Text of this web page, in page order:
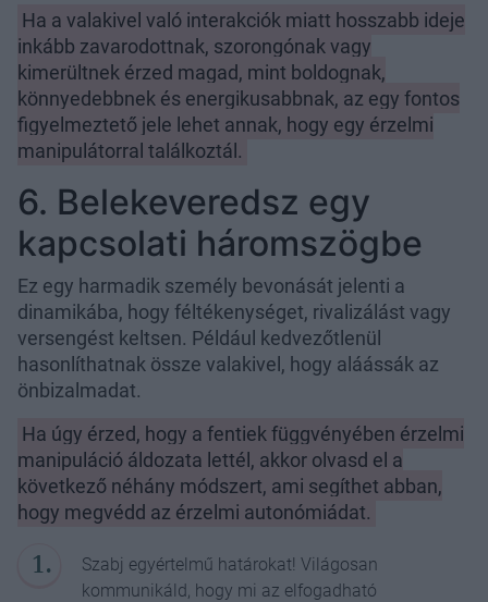
Ha a valakivel való interakciók miatt hosszabb ideje
inkább zavarodottnak, szorongónak vagy
kimerültnek érzed magad, mint boldognak,
könnyedebbnek és energikusabbnak, az egy fontos
figyelmeztető jele lehet annak, hogy egy érzelmi
manipulátorral találkoztál.
6. Belekeveredsz egy
kapcsolati háromszögbe
Ez egy harmadik személy bevonását jelenti a
dinamikába, hogy féltékenységet, rivalizálást vagy
versengést keltsen. Például kedvezőtlenül
hasonlíthatnak össze valakivel, hogy aláássák az
önbizalmadat.
Ha úgy érzed, hogy a fentiek függvényében érzelmi
manipuláció áldozata lettél, akkor olvasd el a
következő néhány módszert, ami segíthet abban,
hogy megvédd az érzelmi autonómiádat.
Szabj egyértelmű határokat! Világosan
kommunikáld, hogy mi az elfogadható